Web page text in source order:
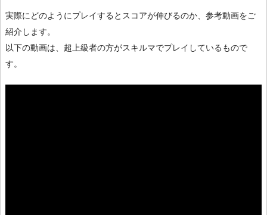
実際にどのようにプレイするとスコアが伸びるのか、参考動画をご
紹介します。
以下の動画は、超上級者の方がスキルマでプレイしているもので
す。